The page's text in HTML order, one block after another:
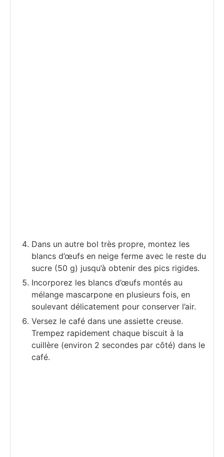
Dans un autre bol très propre, montez les
blancs d’œufs en neige ferme avec le reste du
sucre (50 g) jusqu’à obtenir des pics rigides.
Incorporez les blancs d’œufs montés au
mélange mascarpone en plusieurs fois, en
soulevant délicatement pour conserver l’air.
Versez le café dans une assiette creuse.
Trempez rapidement chaque biscuit à la
cuillère (environ 2 secondes par côté) dans le
café.